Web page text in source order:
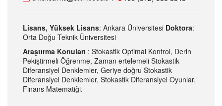
Lisans, Yüksek Lisans: Ankara Üniversitesi Doktora:
Orta Doğu Teknik Üniversitesi
Araştırma Konuları : Stokastik Optimal Kontrol, Derin
Pekiştirmeli Öğrenme, Zaman ertelemeli Stokastik
Diferansiyel Denklemler, Geriye doğru Stokastik
Diferansiyel Denklemler, Stokastik Diferansiyel Oyunlar,
Finans Matematiği.